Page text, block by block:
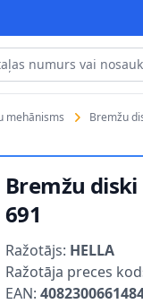
mehānisms Bremžu
Bremžu diski
691
Ražotājs: HELLA
Ražotāja preces
EAN: